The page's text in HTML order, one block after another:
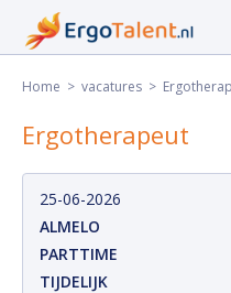
Home > vacatures >
Ergotherapeut
25-06-2026
ALMELO
PARTTIME
TIJDELIJK